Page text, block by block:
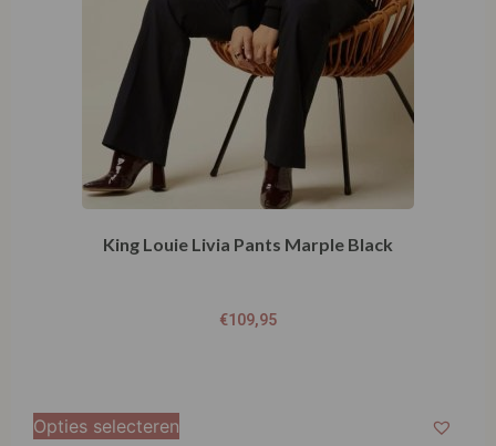
King Louie Livia Pants Marple Black
€109,95
Opties selecteren